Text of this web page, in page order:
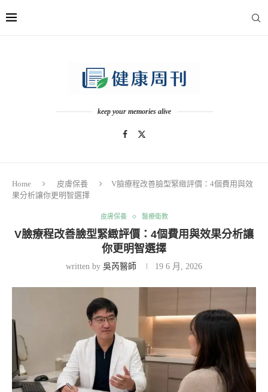
keep your memories alive
Home 皮膚保養
V臉療程改善臉型緊緻評價：4個費用與效
果分析讓你更明智選擇
皮膚保養 醫療衛教
V臉療程改善臉型緊緻評價：4個費用與效果分析讓
你更明智選擇
written by 吳芮醫師 19 6 月, 2026